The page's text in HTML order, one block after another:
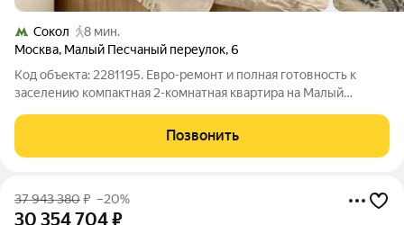
Сокол
8 мин.
Москва, Малый Песчаный переулок,6
Код объекта: 2281195. Евро-ремонт и полная готовность к
заселению компактная 2-комнатная квартира на Малый
выходят на улицу, квартира наполняется дневным светом и
сохраняет ощущение уюта и
Позвонить
37 943 380₽ –20%
30 354 704₽